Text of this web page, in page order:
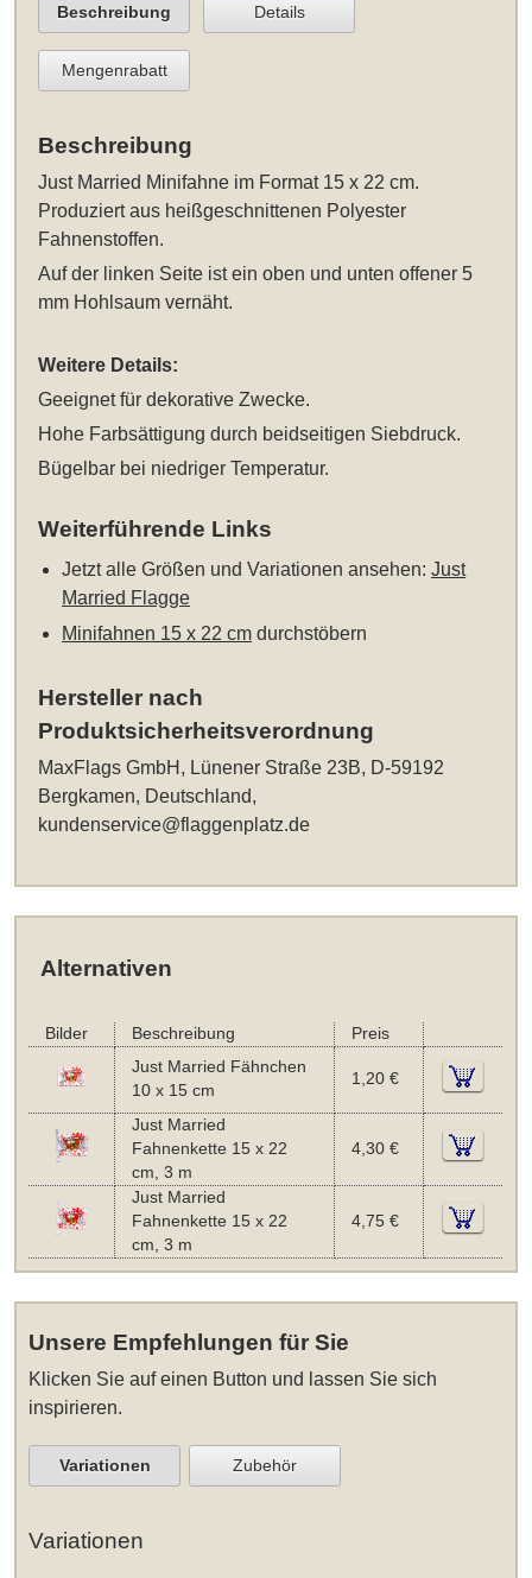
Beschreibung Details
Mengenrabatt
Beschreibung
Just Married Minifahne im Format 15 x 22 cm.
Produziert aus heißgeschnittenen Polyester
Fahnenstoffen.
Auf der linken Seite ist ein oben und unten offener 5
mm Hohlsaum vernäht.
Weitere Details:
Geeignet für dekorative Zwecke.
Hohe Farbsättigung durch beidseitigen Siebdruck.
Bügelbar bei niedriger Temperatur.
Weiterführende Links
Jetzt alle Größen und Variationen ansehen:Just
Married Flagge
Minifahnen 15 x 22 cm durchstöbern
Hersteller nach
Produktsicherheitsverordnung
MaxFlags GmbH, Lünener Straße 23B, D-59192
Bergkamen, Deutschland,
kundenservice@flaggenplatz.de
Alternativen
Bilder Beschreibung
Preis
Just Married Fähnchen
10 x 15 cm
1,20 €
Just Married
Fahnenkette 15 x 22
cm, 3 m
4,30 €
Just Married
Fahnenkette 15 x 22
cm, 3 m
4,75 €
Unsere Empfehlungen für Sie
Klicken Sie auf einen Button und lassen Sie sich
inspirieren.
Variationen Zubehör
Variationen